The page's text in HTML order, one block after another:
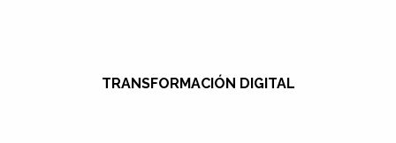
TRANSFORMACIÓN DIGITAL